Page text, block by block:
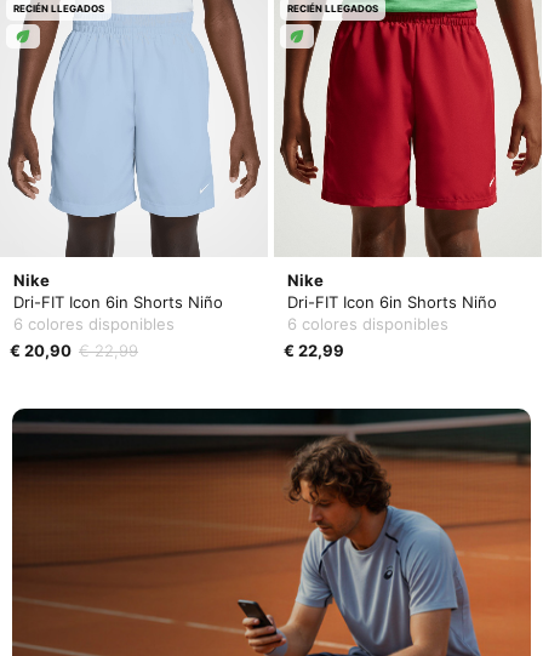
Nike
Dri-FIT Icon 6in Shorts Niño
6 colores disponibles
€ 20,90 € 22,99
RECIÉN LLEGADOS
Nike
Dri-FIT Icon 6in Shorts Niño
6 colores disponibles
€ 22,99
RECIÉN LLEGADOS